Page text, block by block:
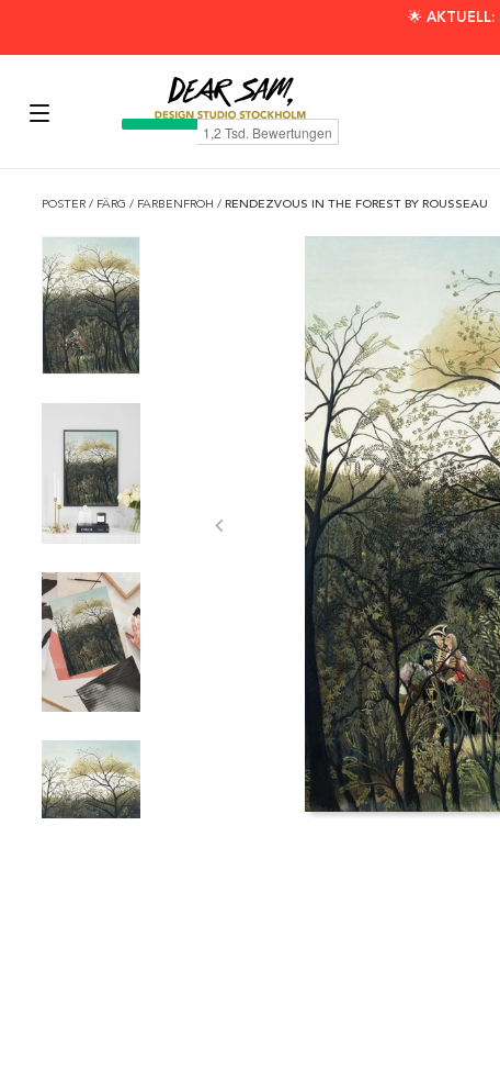
🌟 AKTUELL:
POSTER / FÄRG / FARBENFROH / RENDEZVOUS IN THE FOREST BY ROUSSEAU